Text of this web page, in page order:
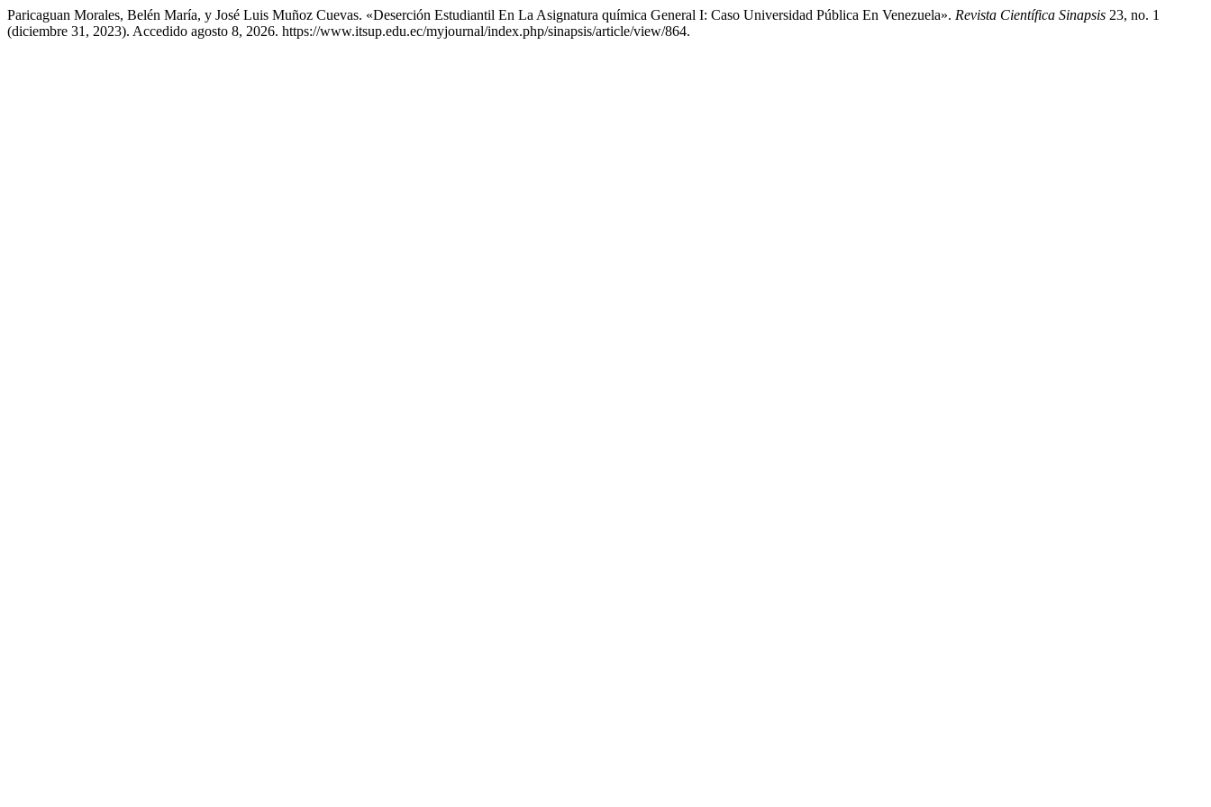
Paricaguan Morales, Belén María, y José Luis Muñoz Cuevas. «Deserción Estudiantil En La Asignatura química General I: Caso Universidad Pública En Venezuela». Revista Científica Sinapsis 23, no. 1
(diciembre 31, 2023). Accedido agosto 8, 2026. https://www.itsup.edu.ec/myjournal/index.php/sinapsis/article/view/864.